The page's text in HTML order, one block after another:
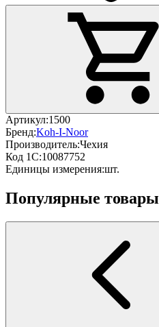
Артикул:1500
Бренд:Koh-I-Noor
Производитель:Чехия
Код 1С:10087752
Единицы измерения:шт.
Популярные товары